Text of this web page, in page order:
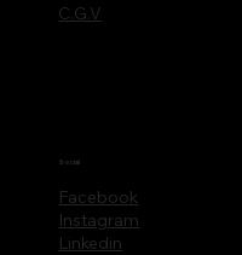
C.G.V
Facebook
Instagram
Linkedin
Social